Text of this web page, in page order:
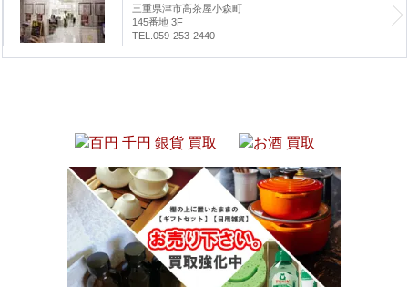
三重県津市高茶屋小森町
145番地 3F
TEL.059-253-2440